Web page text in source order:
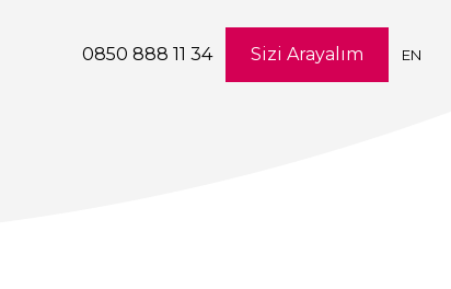
0850 888 11 34 Sizi Arayalım EN